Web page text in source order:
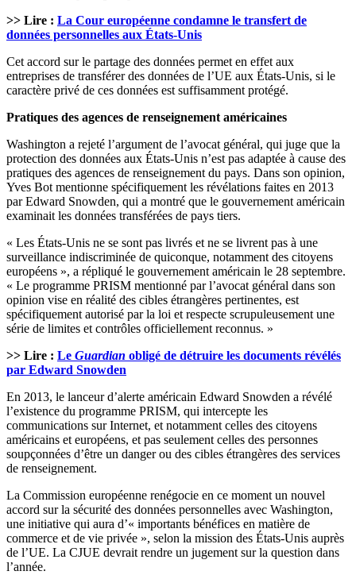
>> Lire : La Cour européenne condamne le transfert de
données personnelles aux États-Unis
Cet accord sur le partage des données permet en effet aux
entreprises de transférer des données de l’UE aux États-Unis, si le
caractère privé de ces données est suffisamment protégé.
Pratiques des agences de renseignement américaines
Washington a rejeté l’argument de l’avocat général, qui juge que la
protection des données aux États-Unis n’est pas adaptée à cause des
pratiques des agences de renseignement du pays. Dans son opinion,
Yves Bot mentionne spécifiquement les révélations faites en 2013
par Edward Snowden, qui a montré que le gouvernement américain
examinait les données transférées de pays tiers.
« Les États-Unis ne se sont pas livrés et ne se livrent pas à une
surveillance indiscriminée de quiconque, notamment des citoyens
européens », a répliqué le gouvernement américain le 28 septembre.
« Le programme PRISM mentionné par l’avocat général dans son
opinion vise en réalité des cibles étrangères pertinentes, est
spécifiquement autorisé par la loi et respecte scrupuleusement une
série de limites et contrôles officiellement reconnus. »
>> Lire : Le Guardian obligé de détruire les documents révélés
par Edward Snowden
En 2013, le lanceur d’alerte américain Edward Snowden a révélé
l’existence du programme PRISM, qui intercepte les
communications sur Internet, et notamment celles des citoyens
américains et européens, et pas seulement celles des personnes
soupçonnées d’être un danger ou des cibles étrangères des services
de renseignement.
La Commission européenne renégocie en ce moment un nouvel
accord sur la sécurité des données personnelles avec Washington,
une initiative qui aura d’« importants bénéfices en matière de
commerce et de vie privée », selon la mission des États-Unis auprès
de l’UE. La CJUE devrait rendre un jugement sur la question dans
l’année.